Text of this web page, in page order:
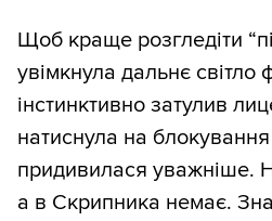
Щоб краще розгледіти
увімкнула дальнє
інстинктивно затулив
натиснула на
придивилася уважніше.
а в Скрипника немає.